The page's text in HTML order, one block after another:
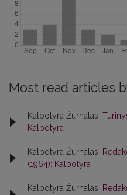
Most read articles
Kalbotyra Žurnalas,
Kalbotyra
Kalbotyra Žurnalas,
(1964): Kalbotyra
Kalbotyra Žurnalas,